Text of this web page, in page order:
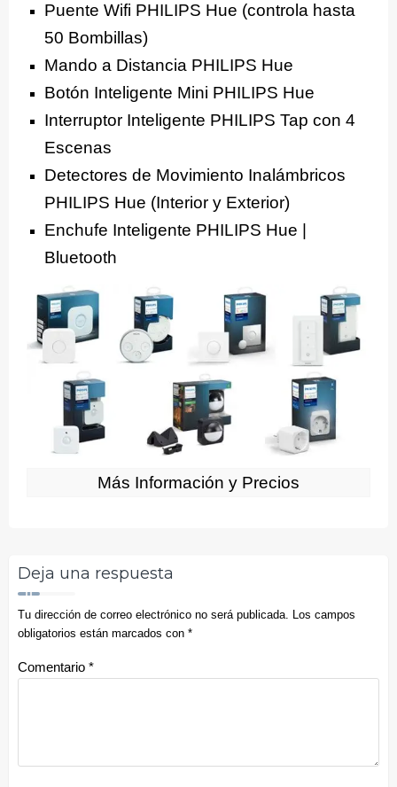
Puente Wifi PHILIPS Hue (controla hasta
50 Bombillas)
Mando a Distancia PHILIPS Hue
Botón Inteligente Mini PHILIPS Hue
Interruptor Inteligente PHILIPS Tap con 4
Escenas
Detectores de Movimiento Inalámbricos
PHILIPS Hue (Interior y Exterior)
Enchufe Inteligente PHILIPS Hue |
Bluetooth
Más Información y Precios
Deja una respuesta
Tu dirección de correo electrónico no será publicada.
Los campos
obligatorios están marcados con *
Comentario *